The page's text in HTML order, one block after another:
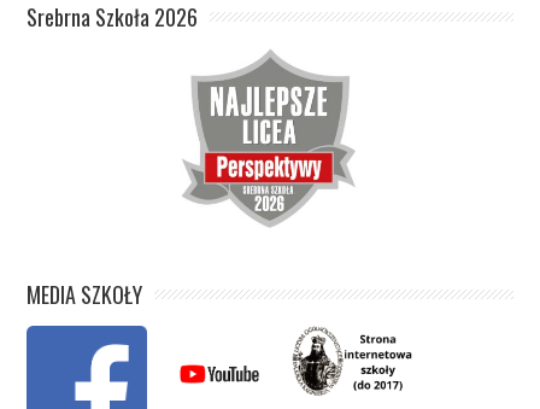
Srebrna Szkoła 2026
MEDIA SZKOŁY